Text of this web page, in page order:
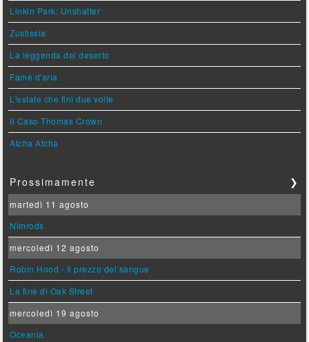
Linkin Park: Unshatter
Zustissia
La leggenda del deserto
Fame d'aria
L'estate che finì due volte
Il Caso Thomas Crown
Atcha Atcha
Prossimamente ❯
martedì 11 agosto
Nimrods
mercoledì 12 agosto
Robin Hood - Il prezzo del sangue
La fine di Oak Street
mercoledì 19 agosto
Oceania